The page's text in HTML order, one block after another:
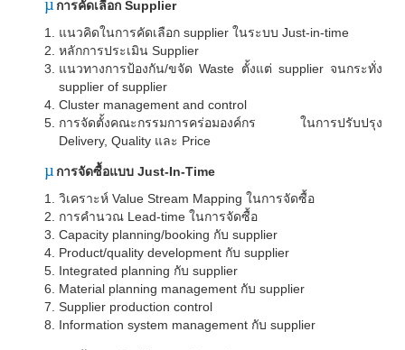
µ การคัดเลือก Supplier
แนวคิดในการคัดเลือก supplier ในระบบ Just-in-time
หลักการประเมิน Supplier
แนวทางการป้องกัน/ขจัดWaste ตั้งแต่ supplier จนกระทั่ง
supplier of supplier
Cluster management and control
การจัดตั้งคณะกรรมการคร่อมองค์กร ในการปรับปรุง
Delivery, Quality และ Price
µ การจัดซื้อแบบ Just-In-Time
วิเคราะห์ Value Stream Mapping ในการจัดซื้อ
การคำนวณ Lead-time ในการจัดซื้อ
Capacity planning/booking กับ supplier
Product/quality development กับ supplier
Integrated planning กับ supplier
Material planning management กับ supplier
Supplier production control
Information system management กับ supplier